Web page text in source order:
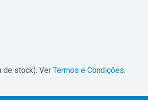
de stock). Ver Termos e Condições.